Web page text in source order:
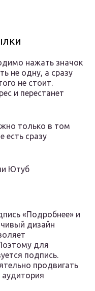
нажать значок
не одну, а сразу
не стоит.
и перестанет
только в том
есть сразу
Ютуб
«Подробнее» и
дизайн
для
подпись.
продвигать